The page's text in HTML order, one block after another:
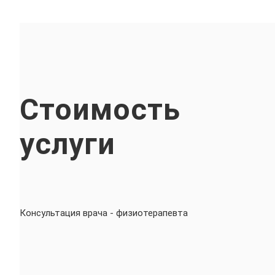
Стоимость
услуги
Консультация врача - физиотерапевта